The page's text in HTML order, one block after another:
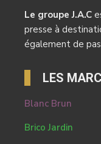
Le groupe J.A.C
presse à
également de
LES
Blanc Brun
Brico Jardin